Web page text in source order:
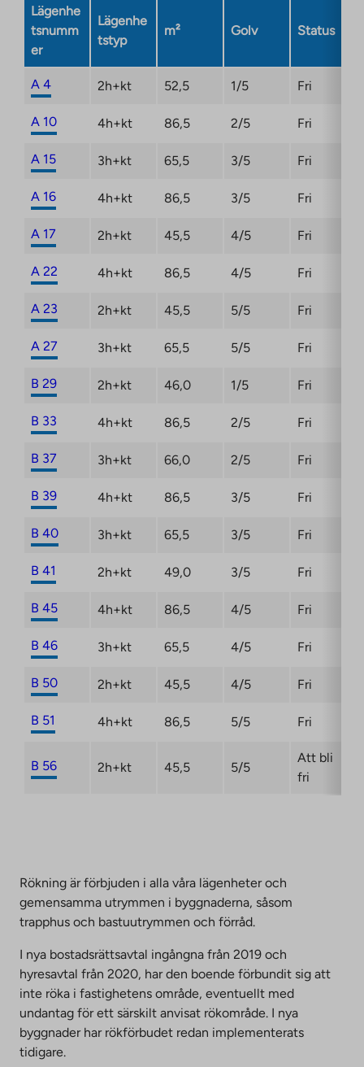
utomhusöar med skärgårdsbåtar.
opens
a
new
Lägenhe
tsnumm
er
Lägenhe
tstyp
m² Golv Status
A 4 2h+kt 52,5 1/5 Fri
A 10 4h+kt 86,5 2/5 Fri
A 15 3h+kt 65,5 3/5 Fri
A 16 4h+kt 86,5 3/5 Fri
A 17 2h+kt 45,5 4/5 Fri
A 22 4h+kt 86,5 4/5 Fri
A 23 2h+kt 45,5 5/5 Fri
A 27 3h+kt 65,5 5/5 Fri
B 29 2h+kt 46,0 1/5 Fri
B 33 4h+kt 86,5 2/5 Fri
B 37 3h+kt 66,0 2/5 Fri
B 39 4h+kt 86,5 3/5 Fri
B 40 3h+kt 65,5 3/5 Fri
B 41 2h+kt 49,0 3/5 Fri
B 45 4h+kt 86,5 4/5 Fri
B 46 3h+kt 65,5 4/5 Fri
B 50 2h+kt 45,5 4/5 Fri
B 51 4h+kt 86,5 5/5 Fri
B 56 2h+kt 45,5 5/5
Att bli
fri
Rökning är förbjuden i alla våra lägenheter och
gemensamma utrymmen i byggnaderna, såsom
trapphus och bastuutrymmen och förråd.
I nya bostadsrättsavtal ingångna från 2019 och
hyresavtal från 2020, har den boende förbundit sig att
inte röka i fastighetens område, eventuellt med
undantag för ett särskilt anvisat rökområde. I nya
byggnader har rökförbudet redan implementerats
tidigare.